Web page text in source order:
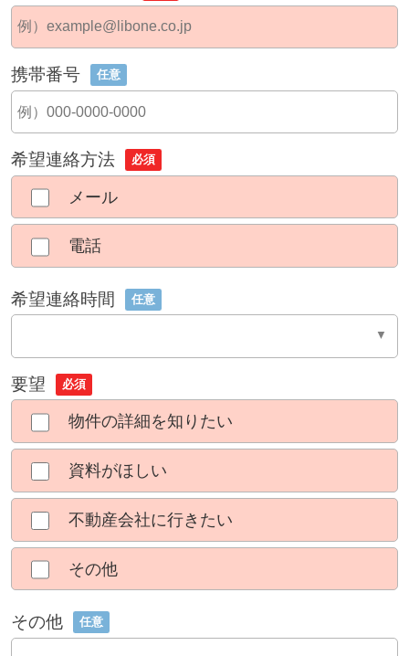
携帯番号 任意
希望連絡方法 必須
メール
電話
希望連絡時間 任意
要望 必須
物件の詳細を知りたい
資料がほしい
不動産会社に行きたい
その他
その他 任意